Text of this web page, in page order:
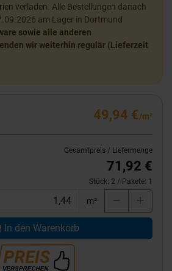
verladen. Alle Bestellungen danach
am Lager in Dortmund
sowie alle anderen
wir weiterhin regulär (Lieferzeit
49,94 €/m²
Gesamtpreis / Liefermenge
71,92 €
Stück: 2 / Pakete: 1
m²
In den Warenkorb